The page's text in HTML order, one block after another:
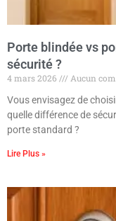
Porte blindée vs
sécurité ?
4 mars 2026
Aucun
Vous envisagez de
quelle différence de
porte standard ?
Lire Plus »